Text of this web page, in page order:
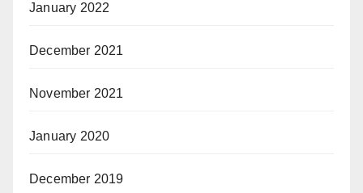
January 2022
December 2021
November 2021
January 2020
December 2019